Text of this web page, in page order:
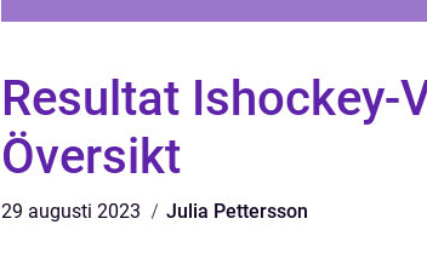
Resultat Ishockey-
Översikt
29 augusti 2023 Julia Pettersson